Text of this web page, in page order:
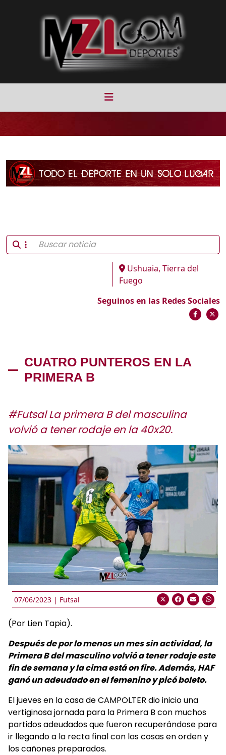
Ushuaia, Tierra del
Fuego
Seguinos en las Redes Sociales
CUATRO PUNTEROS EN LA
PRIMERA B
#Futsal La primera B del masculina
volvió a tener rodaje en la 40x20.
07/06/2023 | Futsal
(Por Lien Tapia).
Después de por lo menos un mes sin actividad, la
Primera B del masculino volvió a tener rodaje este
fin de semana y la cima está on fire. Además, HAF
ganó un adeudado en el femenino y picó boleto.
El jueves en la casa de CAMPOLTER dio inicio una
vertiginosa jornada para la Primera B con muchos
partidos adeudados que fueron recuperándose para
ir llegando a la recta final con las cosas en orden y
los cañones preparados.